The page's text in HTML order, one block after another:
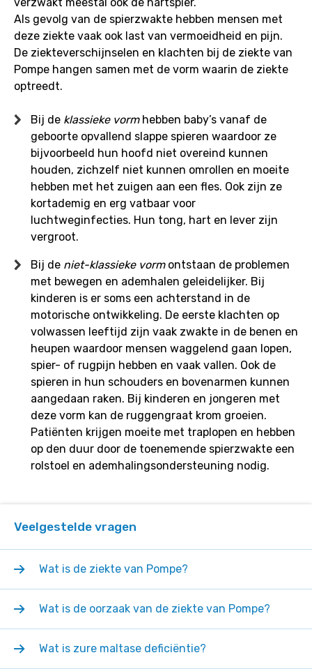
Als gevolg van de spierzwakte hebben mensen met
deze ziekte vaak ook last van vermoeidheid en pijn.
De ziekteverschijnselen en klachten bij de ziekte van
Pompe hangen samen met de vorm waarin de ziekte
optreedt.
Bij de klassieke vormhebben baby’s vanaf de
geboorte opvallend slappe spieren waardoor ze
bijvoorbeeld hun hoofd niet overeind kunnen
houden, zichzelf niet kunnen omrollen en moeite
hebben met het zuigen aan een fles. Ook zijn ze
kortademig en erg vatbaar voor
luchtweginfecties. Hun tong, hart en lever zijn
vergroot.
Bij de niet-klassieke vormontstaan de problemen
met bewegen en ademhalen geleidelijker. Bij
kinderen is er soms een achterstand in de
motorische ontwikkeling. De eerste klachten op
volwassen leeftijd zijn vaak zwakte in de benen en
heupen waardoor mensen waggelend gaan lopen,
spier- of rugpijn hebben en vaak vallen. Ook de
spieren in hun schouders en bovenarmen kunnen
aangedaan raken. Bij kinderen en jongeren met
deze vorm kan de ruggengraat krom groeien.
Patiënten krijgen moeite met traplopen en hebben
op den duur door de toenemende spierzwakte een
rolstoel en ademhalingsondersteuning nodig.
Veelgestelde vragen
Wat is de ziekte van Pompe?
Wat is de oorzaak van de ziekte van Pompe?
Wat is zure maltase deficiëntie?